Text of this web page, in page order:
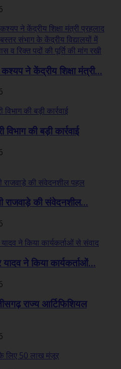
ने केंद्रीय शिक्षा मंत्री...
की बड़ी कार्रवाई
राजवाड़े की संवेदनशील...
यादव ने किया कार्यकर्ताओं...
राज्य आर्टिफिशियल